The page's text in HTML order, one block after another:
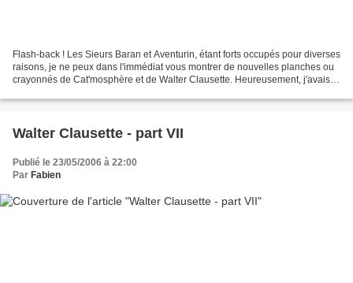
Flash-back ! Les Sieurs Baran et Aventurin, étant forts occupés pour diverses
raisons, je ne peux dans l'immédiat vous montrer de nouvelles planches ou
crayonnés de Cat'mosphère et de Walter Clausette. Heureusement, j'avais
Walter Clausette - part VII
Publié le 23/05/2006 à 22:00
Par Fabien